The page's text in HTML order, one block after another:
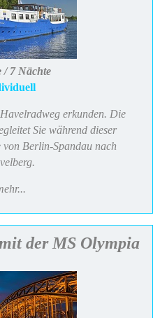
/ 7 Nächte
erkunden. Die
Sie während dieser
von Berlin-Spandau nach
der MS Olympia